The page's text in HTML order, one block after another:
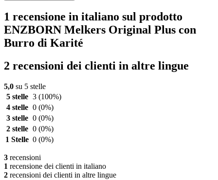
1 recensione in italiano sul prodotto
ENZBORN Melkers Original Plus con
Burro di Karité
2 recensioni dei clienti in altre lingue
5,0 su 5 stelle
5 stelle 3 (100%)
4 stelle 0 (0%)
3 stelle 0 (0%)
2 stelle 0 (0%)
1 Stelle 0 (0%)
3 recensioni
1 recensione dei clienti in italiano
2 recensioni dei clienti in altre lingue